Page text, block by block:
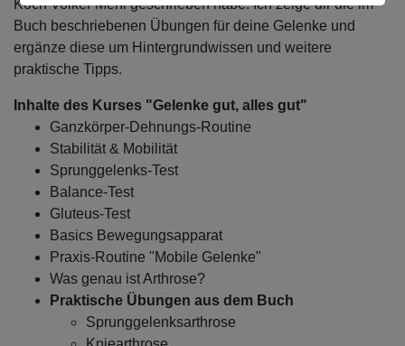
Koch Volker Mehl geschrieben habe. Ich zeige dir die im
Buch beschriebenen Übungen für deine Gelenke und
ergänze diese um Hintergrundwissen und weitere
praktische Tipps.
Inhalte des Kurses "Gelenke gut, alles gut"
Ganzkörper-Dehnungs-Routine
Stabilität & Mobilität
Sprunggelenks-Test
Balance-Test
Gluteus-Test
Basics Bewegungsapparat
Praxis-Routine "Mobile Gelenke"
Was genau ist Arthrose?
Praktische Übungen aus dem Buch
Sprunggelenksarthrose